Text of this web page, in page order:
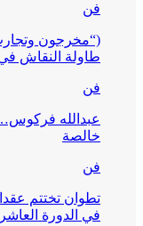
فن
(“مخرجون
طاولة النقاش
فن
عبدالله فركوس…
خالصة
فن
تطوان تختتم
في الدورة